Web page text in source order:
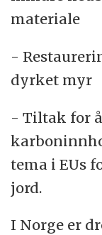
materiale
-
dyrket myr
- Tiltak for
tema i EUs
jord.
I Norge er